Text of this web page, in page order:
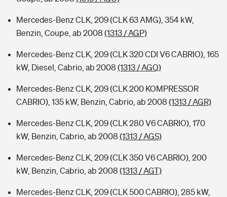
Mercedes-Benz CLK, 209 (CLK 63 AMG), 354 kW,
Benzin, Coupe, ab 2008 (1313 / AGP)
Mercedes-Benz CLK, 209 (CLK 320 CDI V6 CABRIO), 165
kW, Diesel, Cabrio, ab 2008 (1313 / AGQ)
Mercedes-Benz CLK, 209 (CLK 200 KOMPRESSOR
CABRIO), 135 kW, Benzin, Cabrio, ab 2008 (1313 / AGR)
Mercedes-Benz CLK, 209 (CLK 280 V6 CABRIO), 170
kW, Benzin, Cabrio, ab 2008 (1313 / AGS)
Mercedes-Benz CLK, 209 (CLK 350 V6 CABRIO), 200
kW, Benzin, Cabrio, ab 2008 (1313 / AGT)
Mercedes-Benz CLK, 209 (CLK 500 CABRIO), 285 kW,